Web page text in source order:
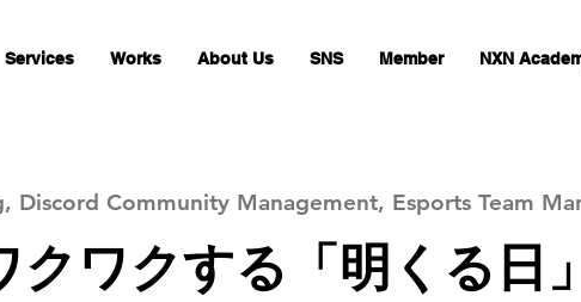
Services Works About Us SNS Member NXN
Discord Community Management, Esports Team
クワクする「明くる日